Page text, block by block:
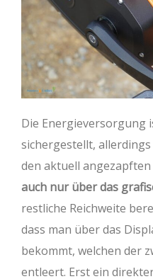
Die Energieversorgung
sichergestellt,
den aktuell
auch nur über das
restliche Reichweite
dass man über das
bekommt, welchen der
entleert. Erst ein